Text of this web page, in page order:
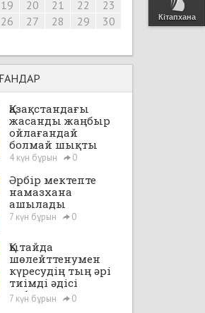
Кітапхана
19 20 21 22
23
26 27 28 29
30
Қазақстандағы
жасанды жаңбыр
ойлағандай
болмай шықты
4 күн бұрын 0
Әрбір мектепте
намазхана
ашылады
7 күн бұрын 0
Қытайда
шөлейттенумен
күресудің тың әрі
тиімді әдісі
табылды
7 күн бұрын 0